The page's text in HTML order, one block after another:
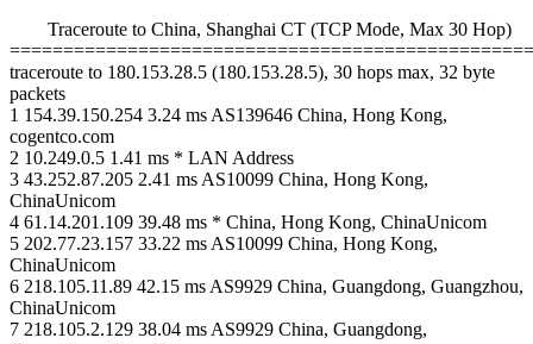
Traceroute to China, Shanghai CT (TCP Mode, Max 30 Hop)
traceroute to 180.153.28.5 (180.153.28.5), 30 hops max, 32 byte
packets
1 154.39.150.254 3.24 ms AS139646 China, Hong Kong,
cogentco.com
2 10.249.0.5 1.41 ms * LAN Address
3 43.252.87.205 2.41 ms AS10099 China, Hong Kong,
ChinaUnicom
4 61.14.201.109 39.48 ms * China, Hong Kong, ChinaUnicom
5 202.77.23.157 33.22 ms AS10099 China, Hong Kong,
ChinaUnicom
6 218.105.11.89 42.15 ms AS9929 China, Guangdong, Guangzhou,
ChinaUnicom
7 218.105.2.129 38.04 ms AS9929 China, Guangdong,